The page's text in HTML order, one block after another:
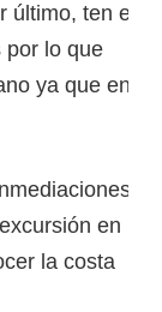
ten en
por lo que
ya que en
en
la costa